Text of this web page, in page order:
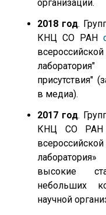
организации.
2018 год.
КНЦ СО РАН
присутствия"
в медиа).
2017 год.
КНЦ СО РАН
высокие
небольших
научной